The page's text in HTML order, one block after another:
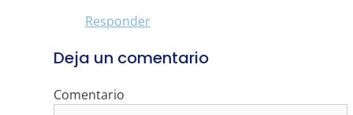
Responder
Deja un comentario
Comentario